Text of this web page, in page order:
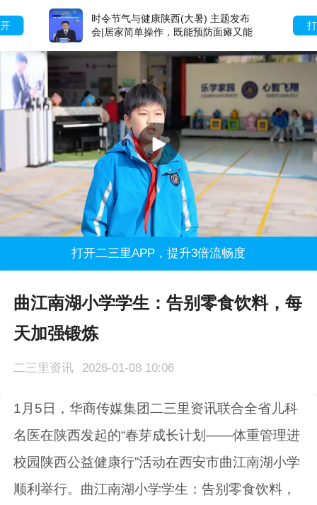
时令节气与健康陕西(大暑) 主题发布
会|居家简单操作，既能预防面瘫又能
促进面部年轻化
打开二三里APP，提升3倍流畅度
曲江南湖小学学生：告别零食饮料，每
天加强锻炼
二三里资讯 2026-01-08 10:06
1月5日，华商传媒集团二三里资讯联合全省儿科
名医在陕西发起的“春芽成长计划——体重管理进
校园陕西公益健康行”活动在西安市曲江南湖小学
顺利举行。曲江南湖小学学生：告别零食饮料，